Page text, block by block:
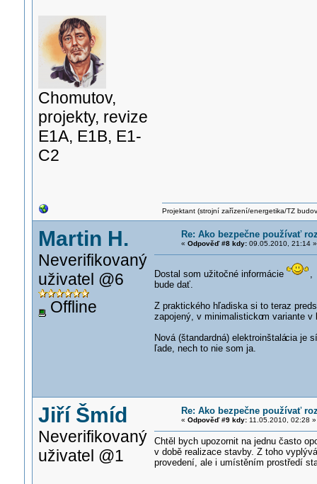
Chomutov,
projekty, revize
E1A, E1B, E1-
C2
Projektant (strojní zařízení/energetika/TZ
Martin H.
Neverifikovaný
uživatel @6
Offline
Re: Ako bezpečne používať
« Odpověď #8 kdy:09.05.2010, 21:14 »
Dostal som užitočné informácie
,
bude dať.
Z praktického hľadiska si to teraz
zapojený, v minimalistickom variante v
Nová (štandardná) elektroinštalácia je
ľade, nech to nie som ja.
Jiří Šmíd
Neverifikovaný
uživatel @1
Re: Ako bezpečne používať
« Odpověď #9 kdy:11.05.2010, 02:28 »
Chtěl bych upozornit na jednu často
v době realizace stavby. Z toho
provedení, ale i umístěním prostředí